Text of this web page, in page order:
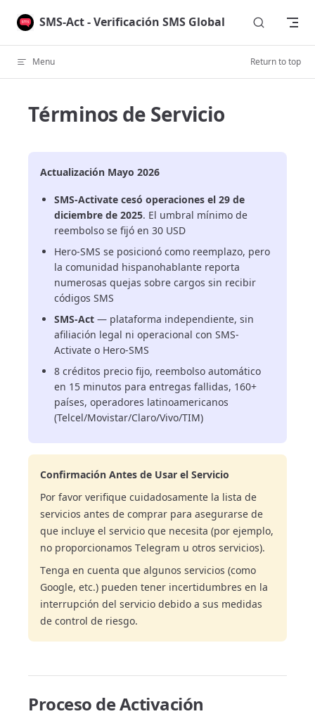
Skip to content
SMS-Act - Verificación SMS Global
Menu Return to top
Términos de Servicio
Actualización Mayo 2026
SMS-Activate cesó operaciones el 29 de
diciembre de 2025. El umbral mínimo de
reembolso se fijó en 30 USD
Hero-SMS se posicionó como reemplazo, pero
la comunidad hispanohablante reporta
numerosas quejas sobre cargos sin recibir
códigos SMS
SMS-Act — plataforma independiente, sin
afiliación legal ni operacional con SMS-
Activate o Hero-SMS
8 créditos precio fijo, reembolso automático
en 15 minutos para entregas fallidas, 160+
países, operadores latinoamericanos
(Telcel/Movistar/Claro/Vivo/TIM)
Confirmación Antes de Usar el Servicio
Por favor verifique cuidadosamente la lista de
servicios antes de comprar para asegurarse de
que incluye el servicio que necesita (por ejemplo,
no proporcionamos Telegram u otros servicios).
Tenga en cuenta que algunos servicios (como
Google, etc.) pueden tener incertidumbres en la
interrupción del servicio debido a sus medidas
de control de riesgo.
Proceso de Activación